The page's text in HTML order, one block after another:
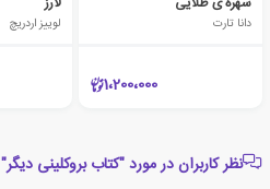
دانا تارت
1،200،000
لوییز اردریچ
نظر کاربران در مورد "کتاب بروکلینی دیگر"